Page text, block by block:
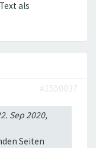
als
#1550037
Sep 2020,
Seiten